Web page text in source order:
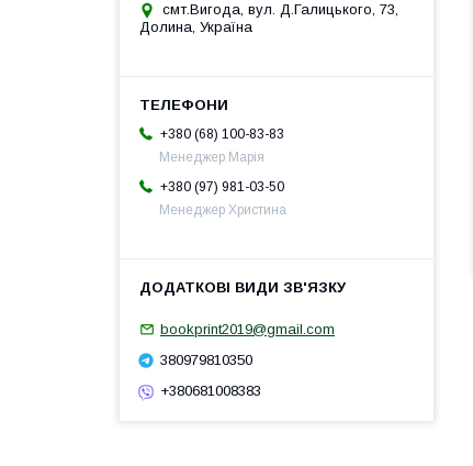
смт.Вигода, вул. Д.Галицького, 73,
Долина, Україна
+380 (68) 100-83-83
Менеджер Марія
+380 (97) 981-03-50
Менеджер Христина
bookprint2019@gmail.com
380979810350
+380681008383